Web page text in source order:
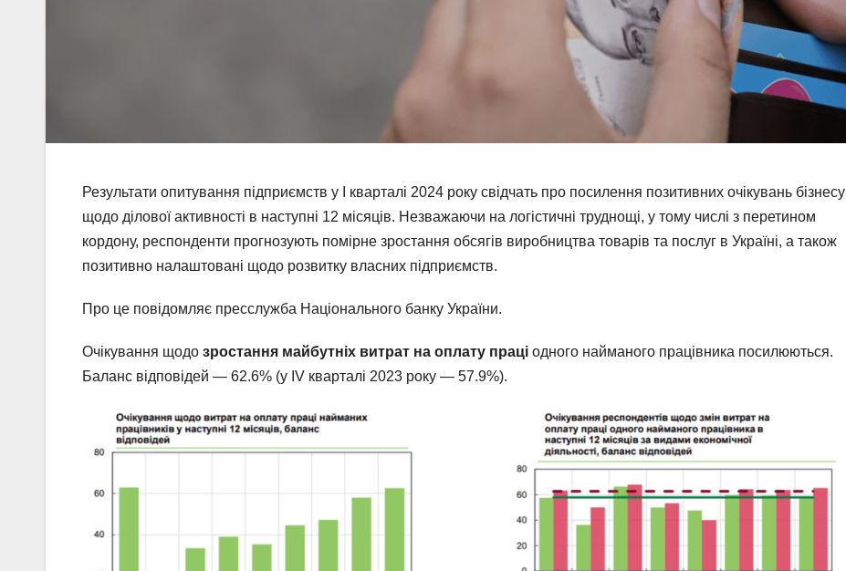
Результати опитування підприємств у І кварталі 2024 року свідчать про посилення позитивних очікувань бізнесу
щодо ділової активності в наступні 12 місяців. Незважаючи на логістичні труднощі, у тому числі з перетином
кордону, респонденти прогнозують помірне зростання обсягів виробництва товарів та послуг в Україні, а також
позитивно налаштовані щодо розвитку власних підприємств.
Про це повідомляє пресслужба Національного банку України.
Очікування щодо зростання майбутніх витрат на оплату праці одного найманого працівника посилюються.
Баланс відповідей — 62.6% (у ІV кварталі 2023 року — 57.9%).